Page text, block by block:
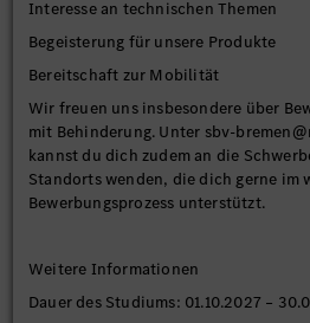
Interesse an technischen Themen
Begeisterung für unsere Produkte
Bereitschaft zur Mobilität
Wir freuen uns insbesondere über
mit Behinderung. Unter sbv-
kannst du dich zudem an die
Standorts wenden, die dich gerne im
Bewerbungsprozess unterstützt.
Weitere Informationen
Dauer des Studiums: 01.10.2027 –